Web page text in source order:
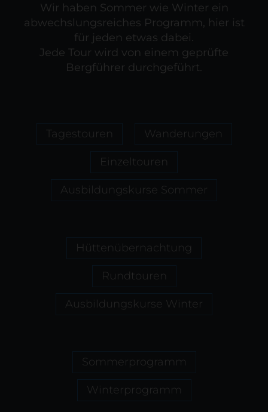
Wir haben Sommer wie Winter ein
abwechslungsreiches Programm, hier ist
für jeden etwas dabei.
Jede Tour wird von einem geprüfte
Bergführer durchgeführt.
Tagestouren Wanderungen
Einzeltouren
Ausbildungskurse Sommer
Hüttenübernachtung
Rundtouren
Ausbildungskurse Winter
Sommerprogramm
Winterprogramm